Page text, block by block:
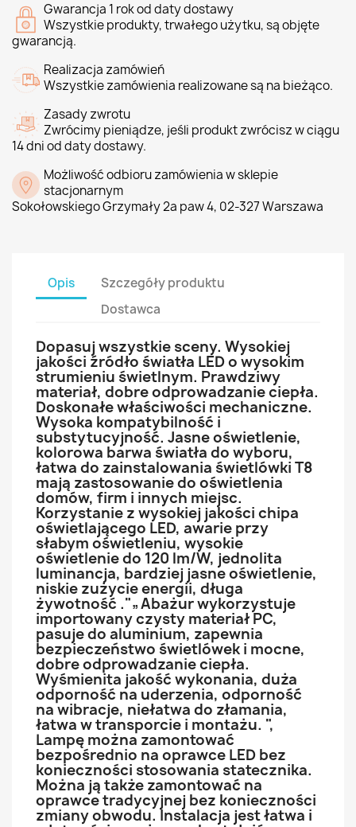
Gwarancja 1 rok od daty dostawy
Wszystkie produkty, trwałego użytku, są objęte
gwarancją.
Realizacja zamówień
Wszystkie zamówienia realizowane są na bieżąco.
Zasady zwrotu
Zwrócimy pieniądze, jeśli produkt zwrócisz w ciągu
14 dni od daty dostawy.
Możliwość odbioru zamówienia w sklepie
stacjonarnym
Sokołowskiego Grzymały 2a paw 4, 02-327 Warszawa
Opis
Szczegóły produktu
Dostawca
Dopasuj wszystkie sceny. Wysokiej
jakości źródło światła LED o wysokim
strumieniu świetlnym. Prawdziwy
materiał, dobre odprowadzanie ciepła.
Doskonałe właściwości mechaniczne.
Wysoka kompatybilność i
substytucyjność. Jasne oświetlenie,
kolorowa barwa światła do wyboru,
łatwa do zainstalowania świetlówki T8
mają zastosowanie do oświetlenia
domów, firm i innych miejsc.
Korzystanie z wysokiej jakości chipa
oświetlającego LED, awarie przy
słabym oświetleniu, wysokie
oświetlenie do 120 lm/W, jednolita
luminancja, bardziej jasne oświetlenie,
niskie zużycie energii, długa
żywotność ."„Abażur wykorzystuje
importowany czysty materiał PC,
pasuje do aluminium, zapewnia
bezpieczeństwo świetlówek i mocne,
dobre odprowadzanie ciepła.
Wyśmienita jakość wykonania, duża
odporność na uderzenia, odporność
na wibracje, niełatwa do złamania,
łatwa w transporcie i montażu. ",
Lampę można zamontować
bezpośrednio na oprawce LED bez
konieczności stosowania statecznika.
Można ją także zamontować na
oprawce tradycyjnej bez konieczności
zmiany obwodu. Instalacja jest łatwa i